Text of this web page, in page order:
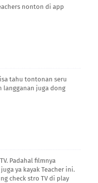
nonton di app
tahu tontonan seru
langganan juga dong
Padahal filmnya
ya kayak Teacher ini.
check stro TV di play